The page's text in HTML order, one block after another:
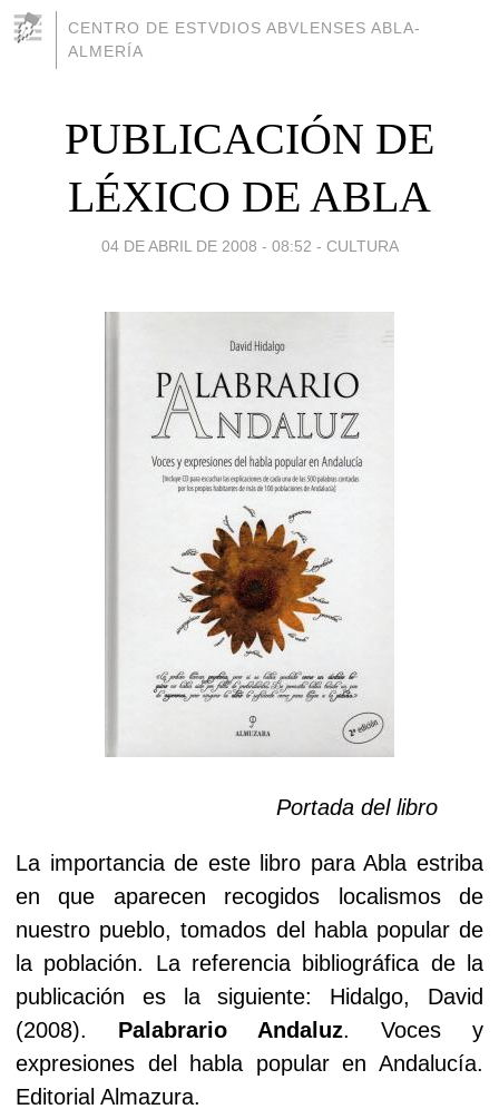
CENTRO DE ESTVDIOS ABVLENSES ABLA-
ALMERÍA
PUBLICACIÓN DE
LÉXICO DE ABLA
04 DE ABRIL DE 2008 - 08:52 - CULTURA
Portada del libro
La importancia de este libro para Abla estriba
en que aparecen recogidos localismos de
nuestro pueblo, tomados del habla popular de
la población. La referencia bibliográfica de la
publicación es la siguiente: Hidalgo, David
(2008). Palabrario Andaluz. Voces y
expresiones del habla popular en Andalucía.
Editorial Almazura.